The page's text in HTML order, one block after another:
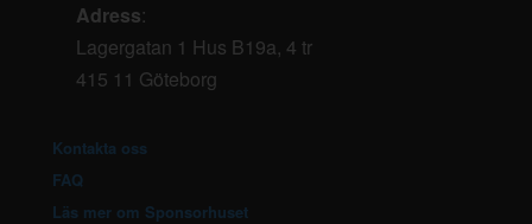
Adress:
Lagergatan 1 Hus B19a, 4 tr
415 11 Göteborg
Kontakta oss
FAQ
Läs mer om Sponsorhuset